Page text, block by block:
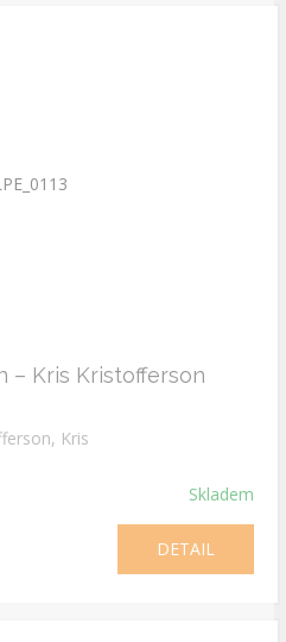
– Kris Kristofferson
Kris
Skladem
DETAIL